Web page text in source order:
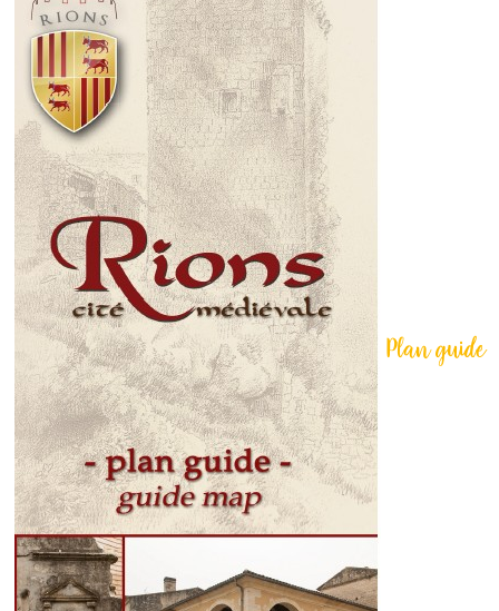
Plan guide